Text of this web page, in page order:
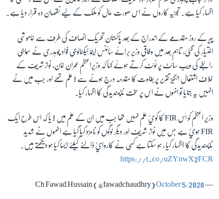
اظہار کیا ہے۔ تجزیہ کاروں نے اس صورت حال کو ملک کے لیے نقصان دہ قرار دیا ہے۔
پیر کے روز مقدمے کے اندراج کے بعد پاکستان تحریک انصاف کی طرف سے خاموشی
اختیار کی گئی، تاہم بعد میں وفاقی وزیر برائے سائنس اینڈ ٹیکنالوجی فواد چوہدری نے سماجی
رابطے کی ویب سائٹ پر ٹوئٹ کرتے ہوئے کہا کہ وزیراعظم عمران خان، نوازشریف کے
خلاف اشتعال انگیز تقریر پر بغاوت کا مقدمہ درج ہونے سے لاعلم تھے اور جب میں نے
انہیں یہ بتایا تو انہوں نے اس پر سخت ناپسندیدگی کا اظہار کیا۔
وزیر اعظم کو اس FIR کا کوئ علم نہیں تھا جب میں ان کے علم میں لایا کہ اس طرح ایک
FIR ہوئ ہے جس میں نواز شریف اور دیگر لوگوں کو نامزد کیا گیا ہے انھوں نے شدید
ناپسندیدگی کا ااظہار کیا ، ہو سکتا ہے کسی نے کاروائ ڈالنے کیلئے ایسا کیا ہو دیکھتے ہیں۔
https://t.co/uZYnwX2FCR
— Ch Fawad Hussain (@fawadchaudhry)
October 5, 2020